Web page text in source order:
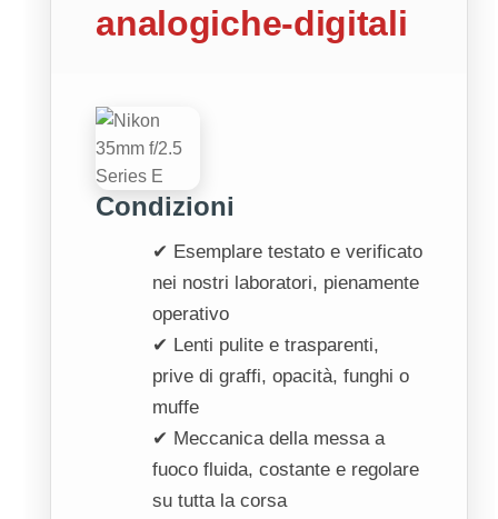
analogiche-digitali
Condizioni
✔ Esemplare testato e verificato
nei nostri laboratori, pienamente
operativo
✔ Lenti pulite e trasparenti,
prive di graffi, opacità, funghi o
muffe
✔ Meccanica della messa a
fuoco fluida, costante e regolare
su tutta la corsa